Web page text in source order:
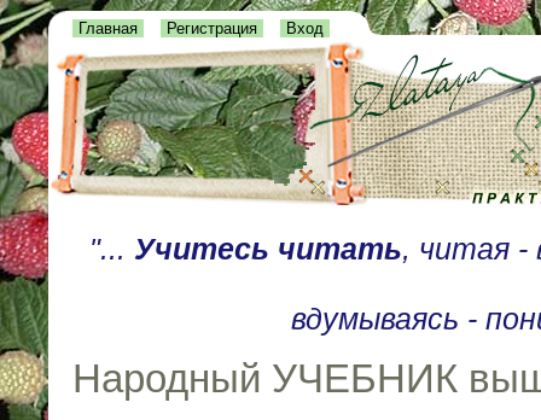
Главная Регистрация Вход
"... Учитесь читать, читая -
вдумываясь -
Народный УЧЕБНИК